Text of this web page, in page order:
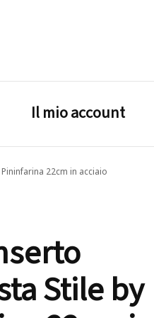
Il mio account
22cm in acciaio
Stile by